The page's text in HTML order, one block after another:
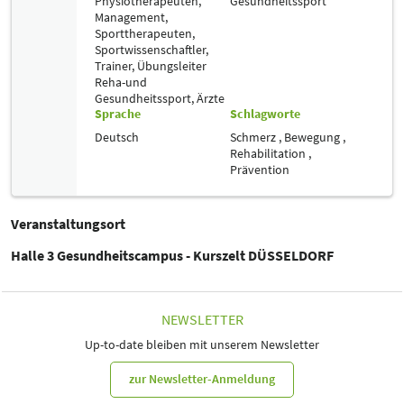
Management,
Sporttherapeuten,
Sportwissenschaftler,
Trainer, Übungsleiter
Reha-und
Gesundheitssport,Ärzte
Sprache
Deutsch
Schlagworte
Schmerz , Bewegung ,
Rehabilitation ,
Prävention
Veranstaltungsort
Halle 3 Gesundheitscampus - Kurszelt DÜSSELDORF
NEWSLETTER
Up-to-date bleiben mit unserem Newsletter
zur Newsletter-Anmeldung